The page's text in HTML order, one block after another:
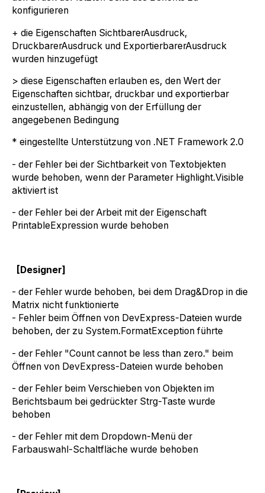
konfigurieren
+ die Eigenschaften SichtbarerAusdruck,
DruckbarerAusdruck und ExportierbarerAusdruck
wurden hinzugefügt
> diese Eigenschaften erlauben es, den Wert der
Eigenschaften sichtbar, druckbar und exportierbar
einzustellen, abhängig von der Erfüllung der
angegebenen Bedingung
* eingestellte Unterstützung von .NET Framework 2.0
- der Fehler bei der Sichtbarkeit von Textobjekten
wurde behoben, wenn der Parameter Highlight.Visible
aktiviert ist
- der Fehler bei der Arbeit mit der Eigenschaft
PrintableExpression wurde behoben
[Designer]
- der Fehler wurde behoben, bei dem Drag&Drop in die
Matrix nicht funktionierte
- Fehler beim Öffnen von DevExpress-Dateien wurde
behoben, der zu System.FormatException führte
- der Fehler "Count cannot be less than zero." beim
Öffnen von DevExpress-Dateien wurde behoben
- der Fehler beim Verschieben von Objekten im
Berichtsbaum bei gedrückter Strg-Taste wurde
behoben
- der Fehler mit dem Dropdown-Menü der
Farbauswahl-Schaltfläche wurde behoben